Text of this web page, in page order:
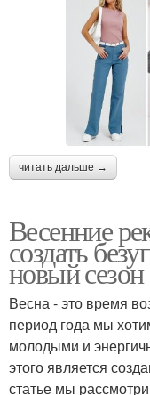
читать дальше →
Весенние
создать
новый сезон
Весна - это время
период года мы
молодыми и
этого является
статье мы